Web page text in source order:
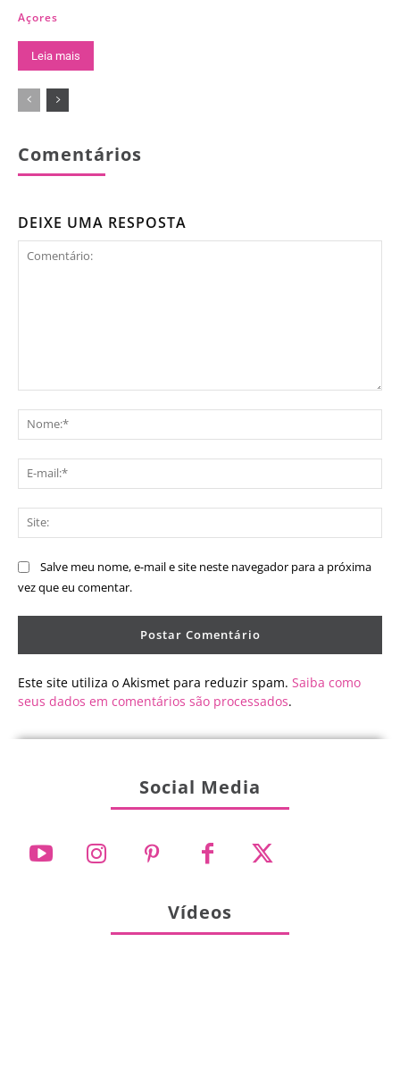
Açores
Leia mais
Comentários
DEIXE UMA RESPOSTA
Salve meu nome, e-mail e site neste navegador para a próxima
vez que eu comentar.
Este site utiliza o Akismet para reduzir spam. Saiba como
seus dados em comentários são processados.
Social Media
Vídeos